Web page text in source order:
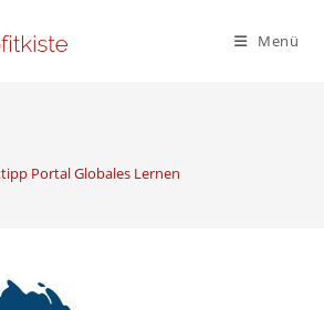
Menü
Portal Globales Lernen